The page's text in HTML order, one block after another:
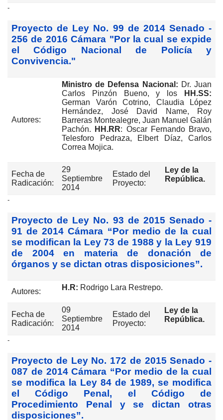
-
Proyecto de Ley No. 99 de 2014 Senado -
256 de 2016 Cámara "Por la cual se expide
el Código Nacional de Policía y
Convivencia."
Autores:
Ministro de Defensa Nacional: Dr. Juan
Carlos Pinzón Bueno, y los
HH.SS:
German Varón Cotrino, Claudia López
Hernández, José David Name, Roy
Barreras Montealegre, Juan Manuel Galán
Pachón.
HH.RR: Oscar Fernando Bravo,
Telesforo Pedraza, Elbert Díaz, Carlos
Correa Mojica.
Fecha de
Radicación:
29
Septiembre
2014
Estado del
Proyecto:
Ley de la
República.
-
Proyecto de Ley No. 93 de 2015 Senado -
91 de 2014 Cámara “Por medio de la cual
se modifican la Ley 73 de 1988 y la Ley 919
de 2004 en materia de donación de
órganos y se dictan otras disposiciones”.
Autores: H.R: Rodrigo Lara Restrepo.
Fecha de
Radicación:
09
Septiembre
2014
Estado del
Proyecto:
Ley de la
República.
-
Proyecto de Ley No. 172 de 2015 Senado -
087 de 2014 Cámara “Por medio de la cual
se modifica la Ley 84 de 1989, se modifica
el Código Penal, el Código de
Procedimiento Penal y se dictan otras
disposiciones”.